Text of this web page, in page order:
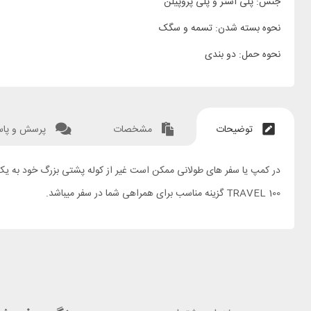
نحوه بسته شدن: تسمه و سگک
نحوه حمل: دو بندی
توضیحات مشخصات پرسش و
TRAVEL 100 گزینه مناسب برای همراهی شما در سفر میباشد.